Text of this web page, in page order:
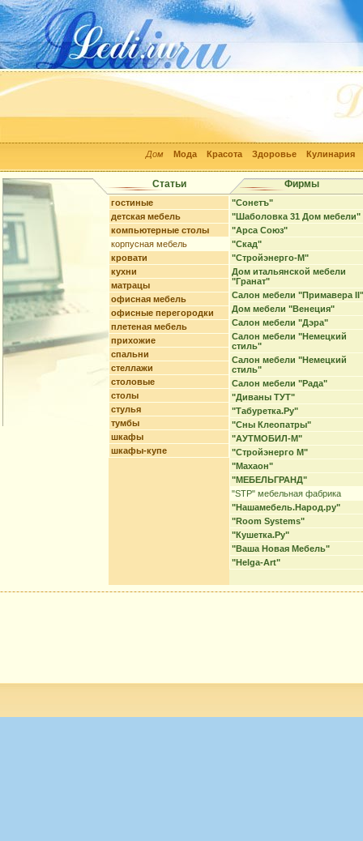
Дом Мода Красота Здоровье Кулинария
Статьи Фирмы
гостиные
детская мебель
компьютерные столы
корпусная мебель
кровати
кухни
матрацы
офисная мебель
офисные перегородки
плетеная мебель
прихожие
спальни
стеллажи
столовые
столы
стулья
тумбы
шкафы
шкафы-купе
"Сонетъ"
"Шаболовка 31 Дом мебели"
"Арса Союз"
"Скад"
"Стройэнерго-М"
Дом итальянской мебели
"Гранат"
Салон мебели "Примавера II"
Дом мебели "Венеция"
Салон мебели "Дэра"
Салон мебели "Немецкий
стиль"
Салон мебели "Немецкий
стиль"
Салон мебели "Рада"
"Диваны ТУТ"
"Табуретка.Ру"
"Сны Клеопатры"
"АУТМОБИЛ-М"
"Стройэнерго М"
"Махаон"
"МЕБЕЛЬГРАНД"
"STP" мебельная фабрика
"Нашамебель.Народ.ру"
"Room Systems"
"Кушетка.Ру"
"Ваша Новая Мебель"
"Helga-Art"